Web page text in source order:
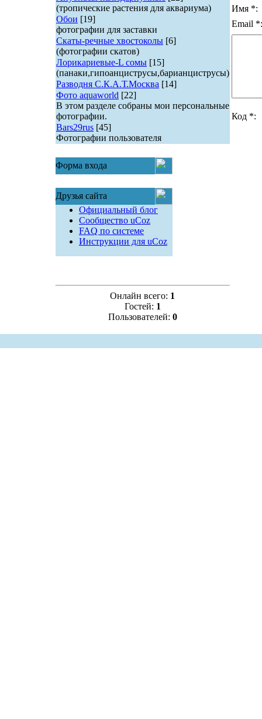
(тропические растения для аквариума)
Обои [19]
фотографии для заставки
Скаты-речные хвостоколы [6]
(фотографии скатов)
Лорикариевые-L сомы [15]
(панаки,гипоанциструсы,барианциструсы)
Разводня С.К.А.Т.Москва [14]
Фото aquaworld [22]
В этом разделе собраны мои персональные
фотографии.
Bars29rus [45]
Фотографии пользователя
Форма входа
Друзья сайта
Официальный блог
Сообщество uCoz
FAQ по системе
Инструкции для uCoz
Онлайн всего: 1
Гостей: 1
Пользователей: 0
Имя *:
Email *:
Код *: